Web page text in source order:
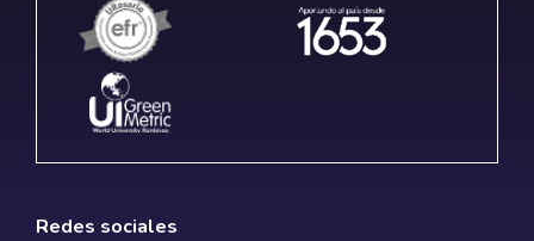
Redes sociales